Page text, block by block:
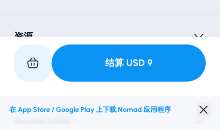
结算 USD9
资源
与我们合作
在 App Store / Google Play 上下载 Nomad 应用程序